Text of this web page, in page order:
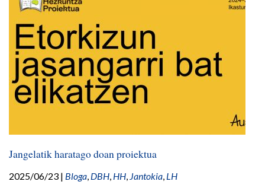
Jangelatik haratago doan proiektua
2025/06/23 | Bloga DBH HH Jantokia LH